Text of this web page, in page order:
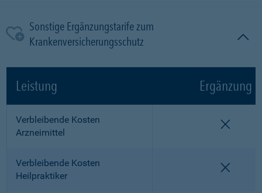
Sonstige Ergänzungstarife zum
Krankenversicherungsschutz
Leistung Ergänzung
Verbleibende Kosten
Arzneimittel
Verbleibende Kosten
Heilpraktiker